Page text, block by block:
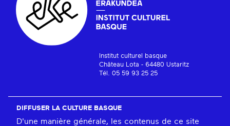
Institut culturel basque
Château Lota - 64480 Ustaritz
Tél. 05 59 93 25 25
DIFFUSER LA CULTURE BASQUE
D'une manière générale, les contenus de ce site